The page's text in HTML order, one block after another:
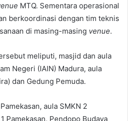
MTQ. Sementara operasional
berkoordinasi dengan tim teknis
di masing-masing venue.
meliputi, masjid dan aula
Negeri (IAIN) Madura, aula
dan Gedung Pemuda.
aula SMKN 2
Pamekasan, Pendopo Budaya